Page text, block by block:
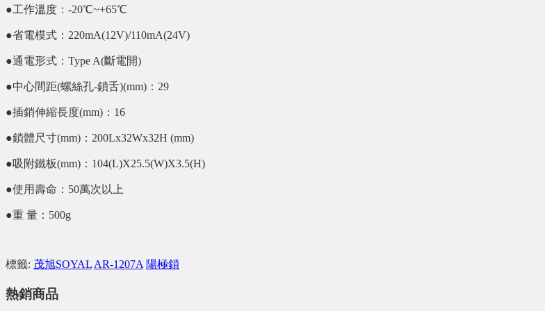
●工作溫度：-20℃~+65℃
●省電模式：220mA(12V)/110mA(24V)
●通電形式：Type A(斷電開)
●中心間距(螺絲孔-鎖舌)(mm)：29
●插銷伸縮長度(mm)：16
●鎖體尺寸(mm)：200Lx32Wx32H (mm)
●吸附鐵板(mm)：104(L)X25.5(W)X3.5(H)
●使用壽命：50萬次以上
●重 量：500g
標籤: 茂旭SOYAL AR-1207A 陽極鎖
熱銷商品